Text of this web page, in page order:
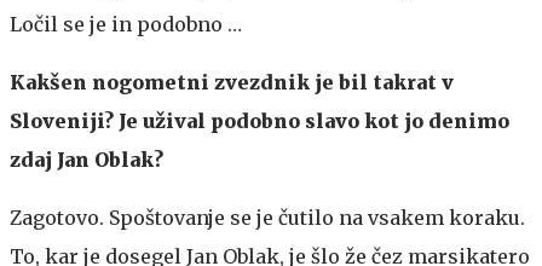
Ločil se je in podobno …
Kakšen nogometni zvezdnik je bil takrat v
Sloveniji? Je užival podobno slavo kot jo denimo
zdaj Jan Oblak?
Zagotovo. Spoštovanje se je čutilo na vsakem koraku.
To, kar je dosegel Jan Oblak, je šlo že čez marsikatero